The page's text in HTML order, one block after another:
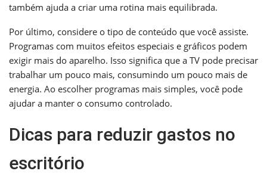
também ajuda a criar uma rotina mais equilibrada.
Por último, considere o tipo de conteúdo que você assiste.
Programas com muitos efeitos especiais e gráficos podem
exigir mais do aparelho. Isso significa que a TV pode precisar
trabalhar um pouco mais, consumindo um pouco mais de
energia. Ao escolher programas mais simples, você pode
ajudar a manter o consumo controlado.
Dicas para reduzir gastos no
escritório